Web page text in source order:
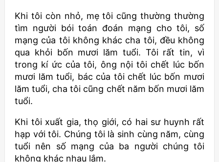
Khi tôi còn nhỏ, mẹ tôi cũng thường thường
tìm người bói toán đoán mạng cho tôi, số
mạng của tôi không khác cha tôi, đều không
qua khỏi bốn mươi lăm tuổi. Tôi rất tin, vì
trong kí ức của tôi, ông nội tôi chết lúc bốn
mươi lăm tuổi, bác của tôi chết lúc bốn mươi
lăm tuổi, cha tôi cũng chết năm bốn mươi lăm
tuổi.
Khi tôi xuất gia, thọ giới, có hai sư huynh rất
hạp với tôi. Chúng tôi là sinh cùng năm, cùng
tuổi nên số mạng của ba người chúng tôi
không khác nhau lắm.